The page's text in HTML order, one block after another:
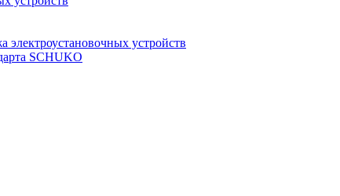
электроустановочных устройств
SCHUKO